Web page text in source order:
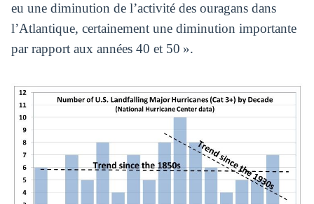
eu une diminution de l’activité des ouragans dans
l’Atlantique, certainement une diminution importante
par rapport aux années 40 et 50 ».